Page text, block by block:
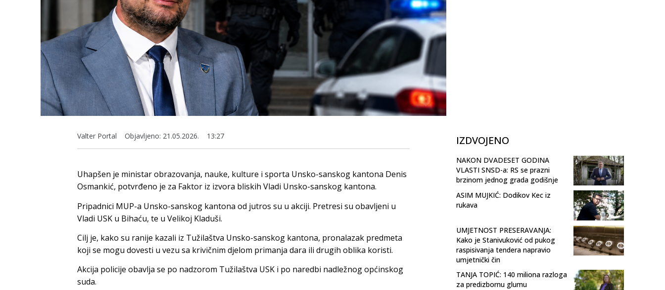
Valter Portal Objavljeno: 21.05.2026. 13:27
Uhapšen je ministar obrazovanja, nauke, kulture i sporta Unsko-sanskog kantona Denis
Osmankić, potvrđeno je za Faktor iz izvora bliskih Vladi Unsko-sanskog kantona.
Pripadnici MUP-a Unsko-sanskog kantona od jutros su u akciji. Pretresi su obavljeni u
Vladi USK u Bihaću, te u Velikoj Kladuši.
Cilj je, kako su ranije kazali iz Tužilaštva Unsko-sanskog kantona, pronalazak predmeta
koji se mogu dovesti u vezu sa krivičnim djelom primanja dara ili drugih oblika koristi.
Akcija policije obavlja se po nadzorom Tužilaštva USK i po naredbi nadležnog općinskog
suda.
IZDVOJENO
NAKON DVADESET GODINA
VLASTI SNSD-a: RS se prazni
brzinom jednog grada godišnje
ASIM MUJKIĆ: Dodikov Kec iz
rukava
UMJETNOST PRESERAVANJA:
Kako je Stanivuković od pukog
raspisivanja tendera napravio
umjetnički čin
TANJA TOPIĆ: 140 miliona razloga
za predizbornu glumu